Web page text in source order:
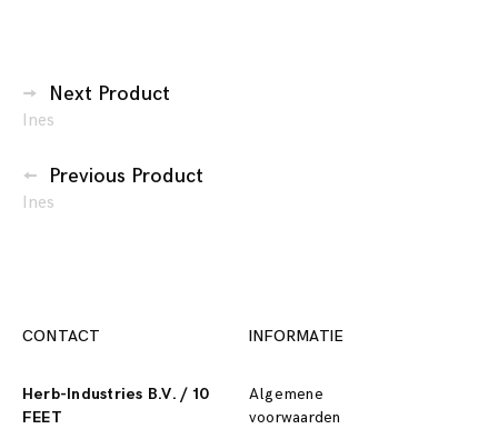
Berichtennavigatie
Next Product
Ines
Previous Product
Ines
CONTACT
Herb-Industries B.V. / 10
FEET
INFORMATIE
Algemene
voorwaarden